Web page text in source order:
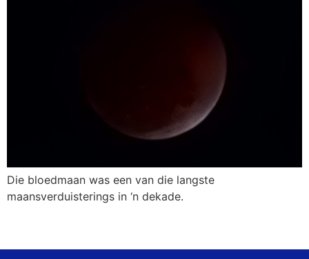
Die bloedmaan was een van die langste
maansverduisterings in ‘n dekade.